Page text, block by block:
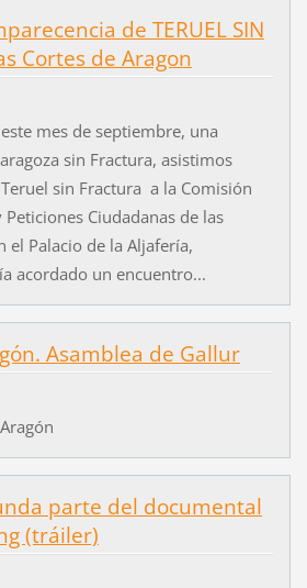
de TERUEL SIN
Cortes de Aragon
mes de septiembre, una
sin Fractura, asistimos
sin Fractura a la Comisión
Ciudadanas de las
el Palacio de la Aljafería,
acordado un encuentro...
Asamblea de Gallur
parte del documental
(tráiler)